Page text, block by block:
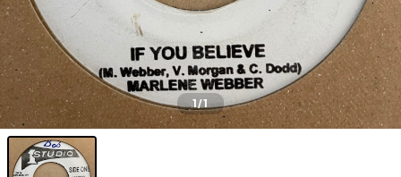
1/1